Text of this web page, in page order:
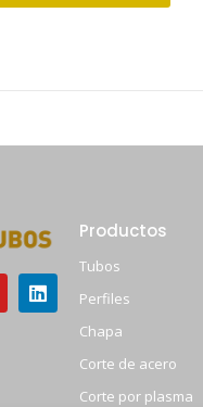
Productos
Tubos
Perfiles
Chapa
Corte de acero
Corte por plasma